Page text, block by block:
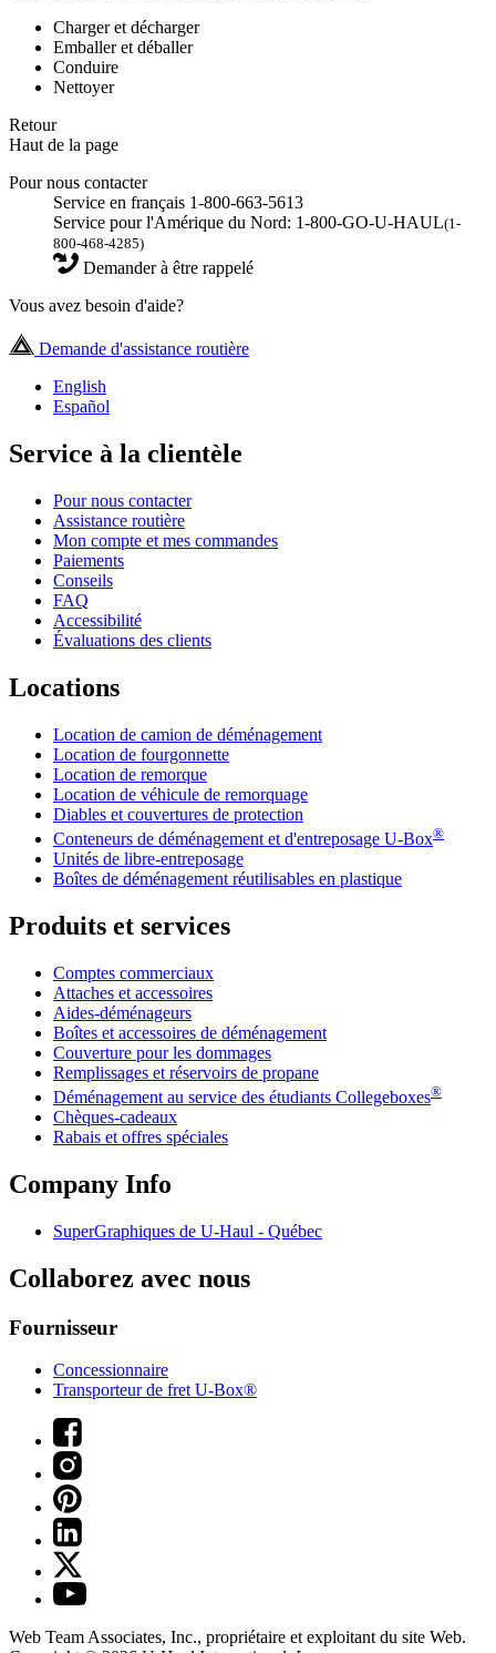
Charger et décharger
Emballer et déballer
Conduire
Nettoyer
Retour
Haut de la page
Pour nous contacter
Service en français 1-800-663-5613
Service pour l'Amérique du Nord: 1-800-GO-U-HAUL(1-
800-468-4285)
Demander à être rappelé
Vous avez besoin d'aide?
Demande d'assistance routière
English
Español
Service à la clientèle
Pour nous contacter
Assistance routière
Mon compte et mes commandes
Paiements
Conseils
FAQ
Accessibilité
Évaluations des clients
Locations
Location de camion de déménagement
Location de fourgonnette
Location de remorque
Location de véhicule de remorquage
Diables et couvertures de protection
Conteneurs de déménagement et d'entreposage U-Box®
Unités de libre-entreposage
Boîtes de déménagement réutilisables en plastique
Produits et services
Comptes commerciaux
Attaches et accessoires
Aides-déménageurs
Boîtes et accessoires de déménagement
Couverture pour les dommages
Remplissages et réservoirs de propane
Déménagement au service des étudiants Collegeboxes®
Chèques-cadeaux
Rabais et offres spéciales
Company Info
SuperGraphiques de U-Haul - Québec
Collaborez avec nous
Fournisseur
Concessionnaire
Transporteur de fret U-Box®
Web Team Associates, Inc., propriétaire et exploitant du site Web.